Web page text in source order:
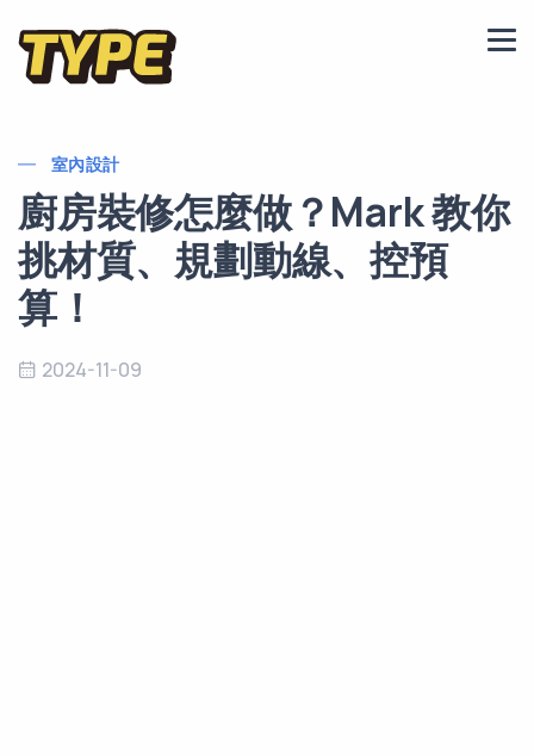
室內設計
廚房裝修怎麼做？Mark 教你
挑材質、規劃動線、控預
算！
2024-11-09